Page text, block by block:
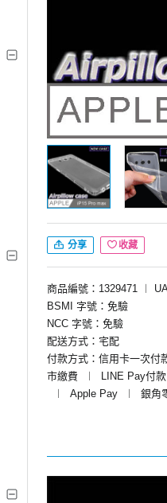
分享 收藏
商品編號：1329471 ︱
BSMI 字號：免驗
NCC 字號：免驗
配送方式：宅配
付款方式：信用卡一次付
市繳費
︱ LINE Pay付款
︱
Apple Pay ︱ 銀角